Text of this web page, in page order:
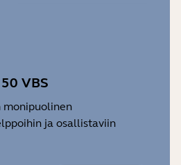
VBS
ja osallistaviin